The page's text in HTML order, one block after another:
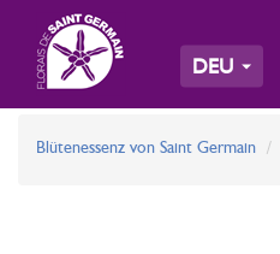
DEU
Blütenessenz von Saint Germain